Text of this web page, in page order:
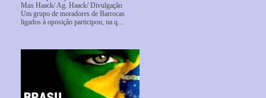
Max Haack/ Ag. Haack/ Divulgação
Um grupo de moradores de Barrocas
ligados à oposição participou, na q...